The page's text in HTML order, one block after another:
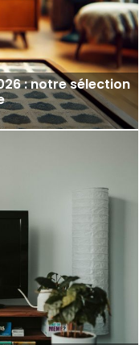
: notre sélection